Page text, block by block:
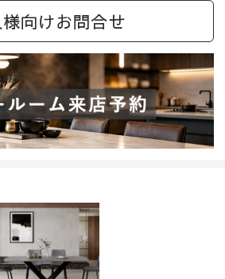
向けお問合せ